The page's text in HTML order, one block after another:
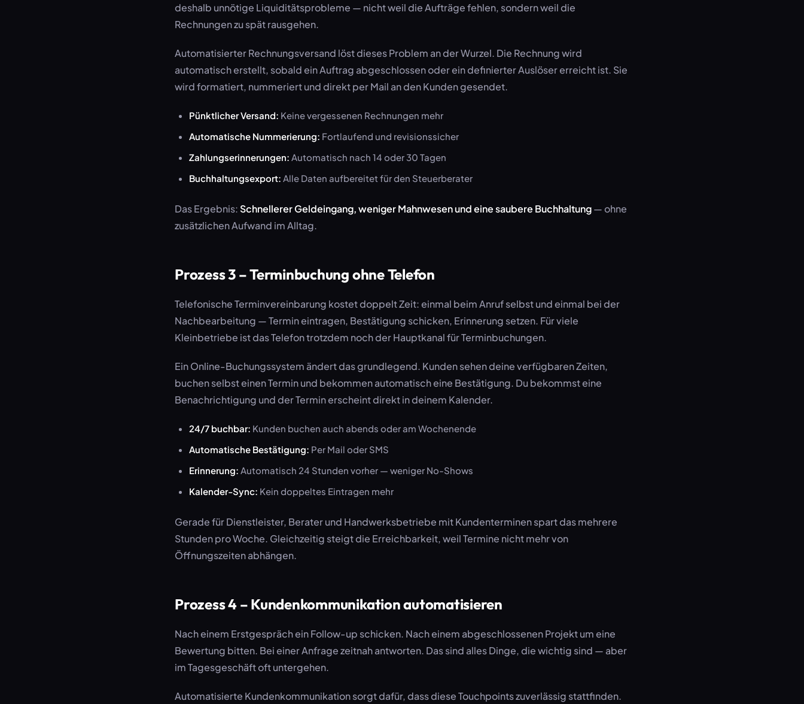
deshalb unnötige Liquiditätsprobleme — nicht weil die Aufträge fehlen, sondern weil die
Rechnungen zu spät rausgehen.
Automatisierter Rechnungsversand löst dieses Problem an der Wurzel. Die Rechnung wird
automatisch erstellt, sobald ein Auftrag abgeschlossen oder ein definierter Auslöser erreicht ist. Sie
wird formatiert, nummeriert und direkt per Mail an den Kunden gesendet.
Pünktlicher Versand: Keine vergessenen Rechnungen mehr
Automatische Nummerierung: Fortlaufend und revisionssicher
Zahlungserinnerungen: Automatisch nach 14 oder 30 Tagen
Buchhaltungsexport: Alle Daten aufbereitet für den Steuerberater
Das Ergebnis: Schnellerer Geldeingang, weniger Mahnwesen und eine saubere Buchhaltung— ohne
zusätzlichen Aufwand im Alltag.
Prozess 3 – Terminbuchung ohne Telefon
Telefonische Terminvereinbarung kostet doppelt Zeit: einmal beim Anruf selbst und einmal bei der
Nachbearbeitung — Termin eintragen, Bestätigung schicken, Erinnerung setzen. Für viele
Kleinbetriebe ist das Telefon trotzdem noch der Hauptkanal für Terminbuchungen.
Ein Online-Buchungssystem ändert das grundlegend. Kunden sehen deine verfügbaren Zeiten,
buchen selbst einen Termin und bekommen automatisch eine Bestätigung. Du bekommst eine
Benachrichtigung und der Termin erscheint direkt in deinem Kalender.
24/7 buchbar: Kunden buchen auch abends oder am Wochenende
Automatische Bestätigung: Per Mail oder SMS
Erinnerung: Automatisch 24 Stunden vorher — weniger No-Shows
Kalender-Sync: Kein doppeltes Eintragen mehr
Gerade für Dienstleister, Berater und Handwerksbetriebe mit Kundenterminen spart das mehrere
Stunden pro Woche. Gleichzeitig steigt die Erreichbarkeit, weil Termine nicht mehr von
Öffnungszeiten abhängen.
Prozess 4 – Kundenkommunikation automatisieren
Nach einem Erstgespräch ein Follow-up schicken. Nach einem abgeschlossenen Projekt um eine
Bewertung bitten. Bei einer Anfrage zeitnah antworten. Das sind alles Dinge, die wichtig sind — aber
im Tagesgeschäft oft untergehen.
Automatisierte Kundenkommunikation sorgt dafür, dass diese Touchpoints zuverlässig stattfinden.